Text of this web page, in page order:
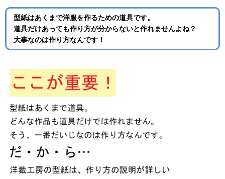
型紙はあくまで洋服を作るための道具です。
道具だけあっても作り方が分からないと作れませんよね？
大事なのは作り方なんです！